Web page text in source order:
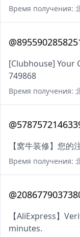
Время получения:
[Clubhouse] Your
749868
Время получения:
【窝牛装修】您的
Время получения:
【AliExpress】
minutes.